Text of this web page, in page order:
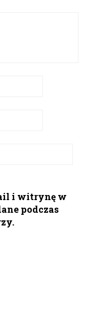
i witrynę w
podczas